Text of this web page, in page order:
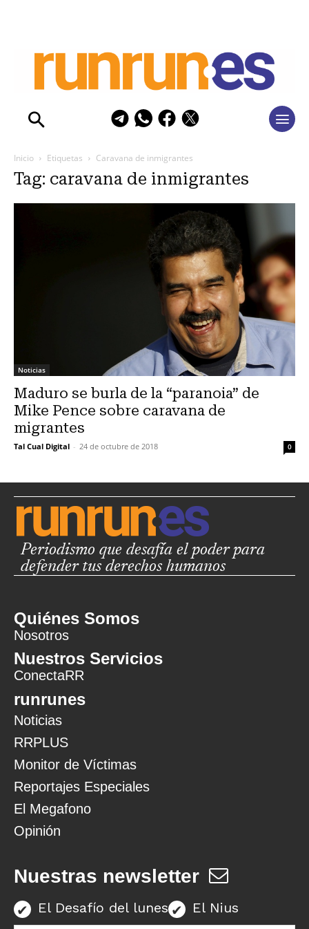
Inicio Etiquetas Caravana de inmigrantes
Tag: caravana de inmigrantes
Noticias
Maduro se burla de la “paranoia” de
Mike Pence sobre caravana de
migrantes
Tal Cual Digital - 24 de octubre de 2018 0
Periodismo que desafía el poder para
defender tus derechos humanos
Quiénes Somos
Nosotros
Nuestros Servicios
ConectaRR
runrunes
Noticias
RRPLUS
Monitor de Víctimas
Reportajes Especiales
El Megafono
Opinión
Nuestras newsletter
El Desafío del lunes El Nius